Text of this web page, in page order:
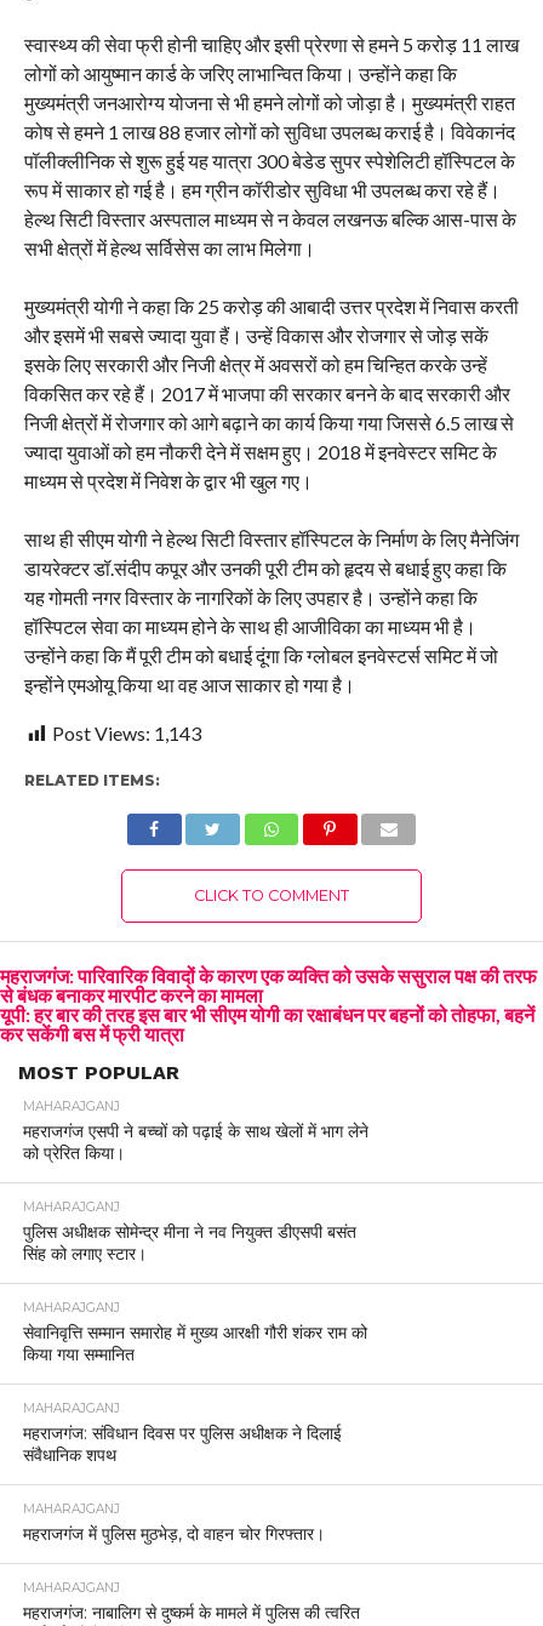
स्वास्थ्य की सेवा फ्री होनी चाहिए और इसी प्रेरणा से हमने 5 करोड़ 11 लाख
लोगों को आयुष्मान कार्ड के जरिए लाभान्वित किया। उन्होंने कहा कि
मुख्यमंत्री जनआरोग्य योजना से भी हमने लोगों को जोड़ा है। मुख्यमंत्री राहत
कोष से हमने 1 लाख 88 हजार लोगों को सुविधा उपलब्ध कराई है। विवेकानंद
पॉलीक्लीनिक से शुरू हुई यह यात्रा 300 बेडेड सुपर स्पेशेलिटी हॉस्पिटल के
रूप में साकार हो गई है। हम ग्रीन कॉरीडोर सुविधा भी उपलब्ध करा रहे हैं।
हेल्थ सिटी विस्तार अस्पताल माध्यम से न केवल लखनऊ बल्कि आस-पास के
सभी क्षेत्रों में हेल्थ सर्विसेस का लाभ मिलेगा।
मुख्यमंत्री योगी ने कहा कि 25 करोड़ की आबादी उत्तर प्रदेश में निवास करती
और इसमें भी सबसे ज्यादा युवा हैं। उन्हें विकास और रोजगार से जोड़ सकें
इसके लिए सरकारी और निजी क्षेत्र में अवसरों को हम चिन्हित करके उन्हें
विकसित कर रहे हैं। 2017 में भाजपा की सरकार बनने के बाद सरकारी और
निजी क्षेत्रों में रोजगार को आगे बढ़ाने का कार्य किया गया जिससे 6.5 लाख से
ज्यादा युवाओं को हम नौकरी देने में सक्षम हुए। 2018 में इनवेस्टर समिट के
माध्यम से प्रदेश में निवेश के द्वार भी खुल गए।
साथ ही सीएम योगी ने हेल्थ सिटी विस्तार हॉस्पिटल के निर्माण के लिए मैनेजिंग
डायरेक्टर डॉ.संदीप कपूर और उनकी पूरी टीम को हृदय से बधाई हुए कहा कि
यह गोमती नगर विस्तार के नागरिकों के लिए उपहार है। उन्होंने कहा कि
हॉस्पिटल सेवा का माध्यम होने के साथ ही आजीविका का माध्यम भी है।
उन्होंने कहा कि मैं पूरी टीम को बधाई दूंगा कि ग्लोबल इनवेस्टर्स समिट में जो
इन्होंने एमओयू किया था वह आज साकार हो गया है।
Post Views: 1,143
RELATED ITEMS:
CLICK TO COMMENT
महराजगंज: पारिवारिक विवादों के कारण एक व्यक्ति को उसके ससुराल पक्ष की तरफ
से बंधक बनाकर मारपीट करने का मामला
यूपी: हर बार की तरह इस बार भी सीएम योगी का रक्षाबंधन पर बहनों को तोहफा, बहनें
कर सकेंगी बस में फ्री यात्रा
MOST POPULAR
MAHARAJGANJ
महराजगंज एसपी ने बच्चों को पढ़ाई के साथ खेलों में भाग लेने
को प्रेरित किया।
MAHARAJGANJ
पुलिस अधीक्षक सोमेन्द्र मीना ने नव नियुक्त डीएसपी बसंत
सिंह को लगाए स्टार।
MAHARAJGANJ
सेवानिवृत्ति सम्मान समारोह में मुख्य आरक्षी गौरी शंकर राम को
किया गया सम्मानित
MAHARAJGANJ
महराजगंज: संविधान दिवस पर पुलिस अधीक्षक ने दिलाई
संवैधानिक शपथ
MAHARAJGANJ
महराजगंज में पुलिस मुठभेड़, दो वाहन चोर गिरफ्तार।
MAHARAJGANJ
महराजगंज: नाबालिग से दुष्कर्म के मामले में पुलिस की त्वरित